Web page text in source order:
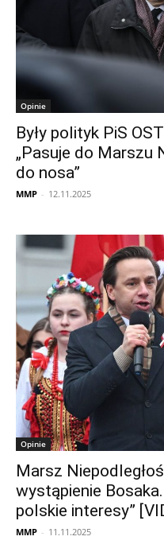
Opinie
Były polityk PiS
„Pasuje do Marszu
do nosa”
MMP - 12.11.2025
Opinie
Marsz
wystąpienie
polskie interesy”
MMP - 11.11.2025